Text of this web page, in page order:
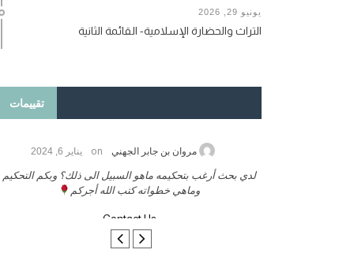
يونيو 29, 2026
التراث والحضارة الإسلامية- القائمة الثانية
تقييمات
مروان بن جابر الجهني on يناير 6, 2024
لدي بحث أرغب بتحكيمه ماهو السبيل الى ذلك؟ وبكم التحكيم
وماهي خطواته كتب الله أجركم
Contact Us